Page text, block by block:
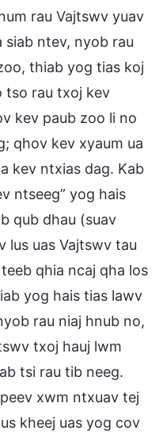
rau Vajtswv yuav
ntev, nyob rau
thiab yog tias koj
tso rau txoj kev
kev paub zoo li no
qhov kev xyaum ua
kev ntxias dag. Kab
ntseeg” yog hais
qub dhau (suav
lus uas Vajtswv tau
qhia ncaj qha los
yog hais tias lawv
rau niaj hnub no,
txoj hauj lwm
tsi rau tib neeg.
xwm ntxuav tej
kheej uas yog cov